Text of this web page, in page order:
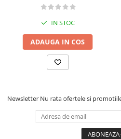
IN STOC
ADAUGA IN COS
Newsletter Nu rata ofertele si